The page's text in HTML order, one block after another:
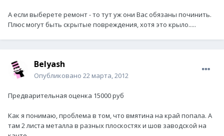
А если выберете ремонт - то тут уж они Вас обязаны починить.
Плюс могут быть скрытые повреждения, хотя это крыло.....
Belyash
Опубликовано 22 марта, 2012
Предварительная оценка 15000 руб
Как я понимаю, проблема в том, что вмятина на край попала. А
там 2 листа металла в разных плоскостях и шов заводской на